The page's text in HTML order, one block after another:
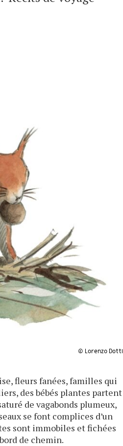
© Lorenzo Dotti
fleurs fanées, familles qui
des bébés plantes partent
de vagabonds plumeux,
se font complices d’un
sont immobiles et fichées
de chemin.